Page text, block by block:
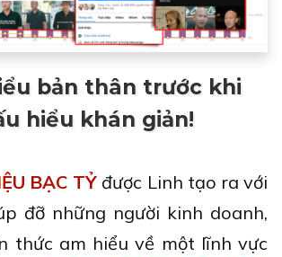
bản thân trước khi
hiểu khán giản!
BẠC TỶđược Linh tạo ra với
đỡ những người kinh doanh,
thức am hiểu về một lĩnh vực